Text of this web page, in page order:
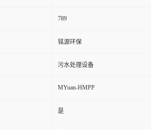
789
铭源环保
污水处理设备
MYuan-HMPP
是